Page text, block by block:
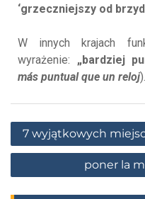
‘grzeczniejszy od
W innych krajach
wyrażenie: „bardziej
más puntual que un reloj).
7 wyjątkowych
poner la